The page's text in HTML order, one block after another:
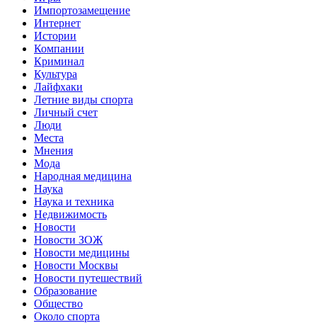
Импортозамещение
Интернет
Истории
Компании
Криминал
Культура
Лайфхаки
Летние виды спорта
Личный счет
Люди
Места
Мнения
Мода
Народная медицина
Наука
Наука и техника
Недвижимость
Новости
Новости ЗОЖ
Новости медицины
Новости Москвы
Новости путешествий
Образование
Общество
Около спорта